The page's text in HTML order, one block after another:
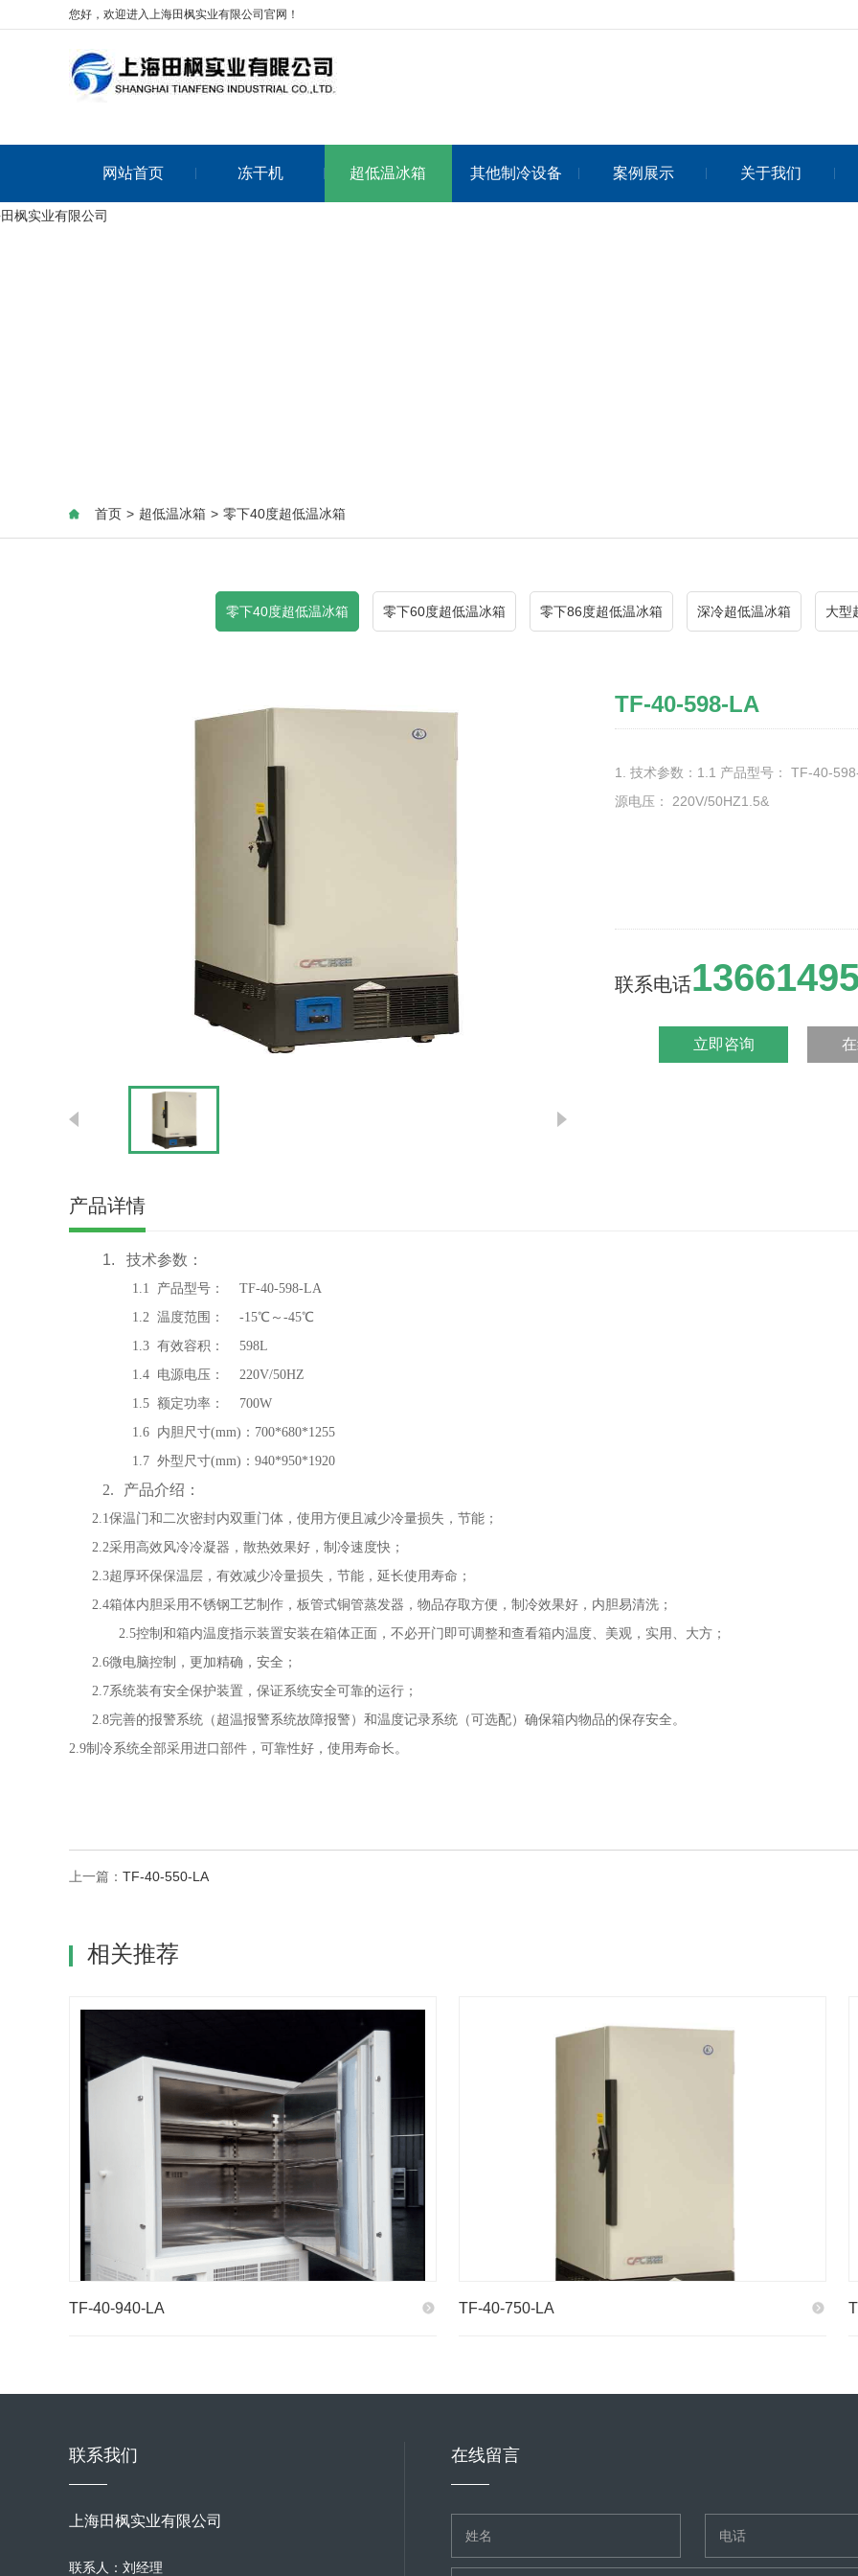
您好，欢迎进入上海田枫实业有限公司官网！
网站首页 冻干机 超低温冰箱 其他制冷设备 案例展示 关于我们
首页 > 超低温冰箱 > 零下40度超低温冰箱
零下40度超低温冰箱 零下60度超低温冰箱 零下86度超低温冰箱 深冷超低温冰箱 大型
TF-40-598-LA
1. 技术参数：1.1 产品型号： TF-40-
源电压： 220V/50HZ1.5&
联系电话
立即咨询
产品详情
1. 技术参数：
1.1
产品型号： TF-40-598-LA
1.2 温度范围： -15℃～-45℃
1.3 有效容积： 598L
1.4 电源电压： 220V/50HZ
1.5 额定功率： 700W
1.6 内胆尺寸(mm)：700*680*1255
1.7 外型尺寸(mm)：940*950*1920
2. 产品介绍：
2.1保温门和二次密封内双重门体，使用方便且减少冷量损失，节能；
2.2采用高效风冷冷凝器，散热效果好，制冷速度快；
2.3超厚环保保温层，有效减少冷量损失，节能，延长使用寿命；
2.4箱体内胆采用不锈钢工艺制作，板管式铜管蒸发器，物品存取方便，制冷效果好，内胆易清洗；
2.5控制和箱内温度指示装置安装在箱体正面，不必开门即可调整和查看箱内温度、美观，实用、大方；
2.6微电脑控制，更加精确，安全；
2.7系统装有安全保护装置，保证系统安全可靠的运行；
2.8完善的报警系统（超温报警系统故障报警）和温度记录系统（可选配）确保箱内物品的保存安全。
2.9制冷系统全部采用进口部件，可靠性好，使用寿命长。
上一篇： TF-40-550-LA
相关推荐
TF-40-940-LA TF-40-750-LA
联系我们
上海田枫实业有限公司
联系人：刘经理
在线留言